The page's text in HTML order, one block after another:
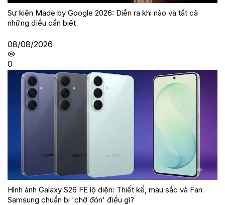
Sự kiện Made by Google 2026: Diễn ra khi nào và tất cả
những điều cần biết
08/08/2026
0
Hình ảnh Galaxy S26 FE lộ diện: Thiết kế, màu sắc và Fan
Samsung chuẩn bị 'chờ đón' điều gì?